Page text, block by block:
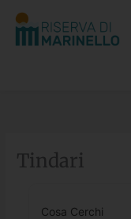
contenuto
Tindari
Cosa Cerchi